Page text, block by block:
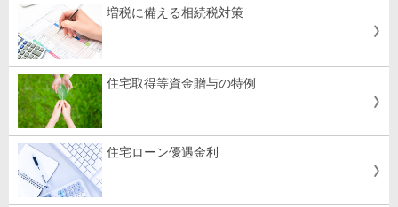
増税に備える相続税対策
住宅取得等資金贈与の特例
住宅ローン優遇金利